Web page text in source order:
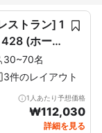
ストラン] 1
428 (ホール
席+ルーム1
)
30~70名
3件のレイアウト
1人あたり予想価格
₩112,030
詳細を見る